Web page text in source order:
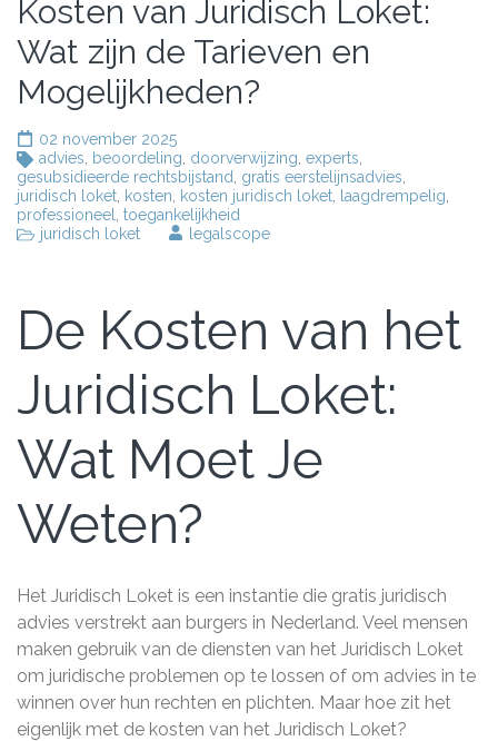
Kosten van Juridisch Loket:
Wat zijn de Tarieven en
Mogelijkheden?
02 november 2025
advies
beoordeling doorverwijzing experts
gesubsidieerde rechtsbijstand
gratis eerstelijnsadvies
juridisch loket kosten kosten juridisch loket laagdrempelig
professioneel
toegankelijkheid
juridisch loket
legalscope
De Kosten van het
Juridisch Loket:
Wat Moet Je
Weten?
Het Juridisch Loket is een instantie die gratis juridisch
advies verstrekt aan burgers in Nederland. Veel mensen
maken gebruik van de diensten van het Juridisch Loket
om juridische problemen op te lossen of om advies in te
winnen over hun rechten en plichten. Maar hoe zit het
eigenlijk met de kosten van het Juridisch Loket?